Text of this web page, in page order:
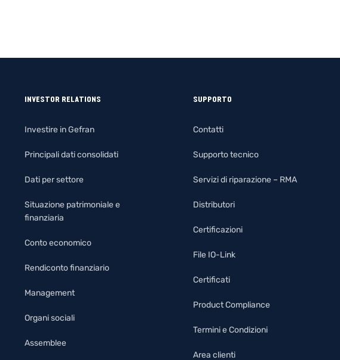
INVESTOR RELATIONS
Investire in Gefran
Principali dati consolidati
Dati per settore
Situazione patrimoniale e
finanziaria
Conto economico
Rendiconto finanziario
Management
Organi sociali
Assemblee
SUPPORTO
Contatti
Supporto tecnico
Servizi di riparazione – RMA
Distributori
Certificazioni
File IO-Link
Certificati
Product Compliance
Termini e Condizioni
Area clienti